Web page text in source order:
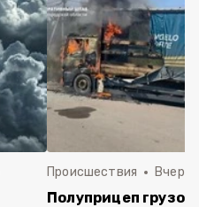
Происшествия Вчера,
Полуприцеп